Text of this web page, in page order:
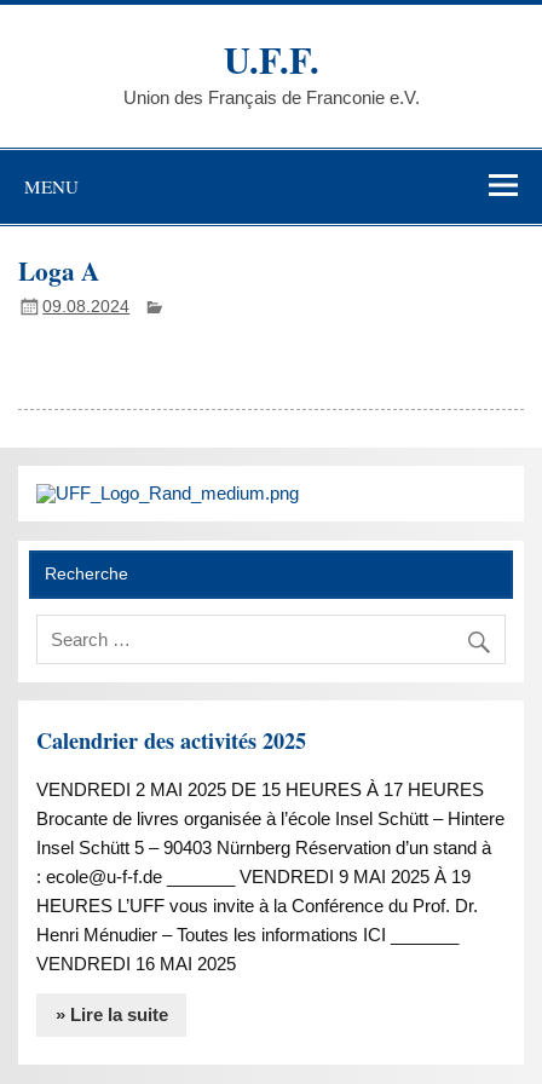
Skip
U.F.F.
Union des Français de Franconie e.V.
MENU
Loga A
09.08.2024
Recherche
Calendrier des activités 2025
VENDREDI 2 MAI 2025 DE 15 HEURES À 17 HEURES
Brocante de livres organisée à l’école Insel Schütt – Hintere
Insel Schütt 5 – 90403 Nürnberg Réservation d’un stand à
: ecole@u-f-f.de _______ VENDREDI 9 MAI 2025 À 19
HEURES L’UFF vous invite à la Conférence du Prof. Dr.
Henri Ménudier – Toutes les informations ICI _______
VENDREDI 16 MAI 2025
» Lire la suite